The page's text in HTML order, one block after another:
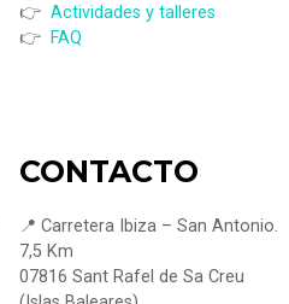
👉 Actividades y talleres
👉 FAQ
CONTACTO
📍 Carretera Ibiza – San Antonio.
7,5 Km
07816 Sant Rafel de Sa Creu